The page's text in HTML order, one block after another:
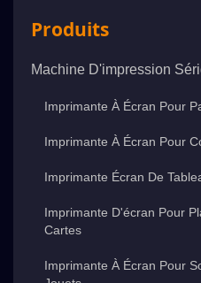
Produits
Machine D'impression
Imprimante À Écran Pour
Imprimante À Écran Pour
Imprimante Écran De
Imprimante D'écran Pour
Cartes
Imprimante À Écran Pour